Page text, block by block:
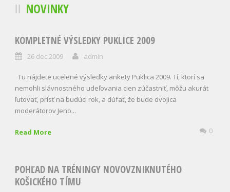
NOVINKY
KOMPLETNÉ VÝSLEDKY PUKLICE 2009
26 dec 2009 admin
Tu nájdete ucelené výsledky ankety Puklica 2009. Tí, ktorí sa
nemohli slávnostného udeľovania cien zúčastniť, môžu akurát
ľutovať, prísť na budúci rok, a dúfať, že bude dvojica
moderátorov Jeno...
Read More 0
POHĽAD NA TRÉNINGY NOVOVZNIKNUTÉHO
KOŠICKÉHO TÍMU